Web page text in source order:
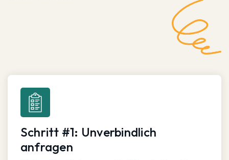
Schritt #1: Unverbindlich
anfragen